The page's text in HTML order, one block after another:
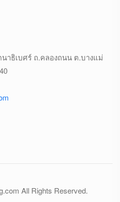
าธิเบศร์ ถ.คลองถนน ต.บางแม่
All Rights Reserved.